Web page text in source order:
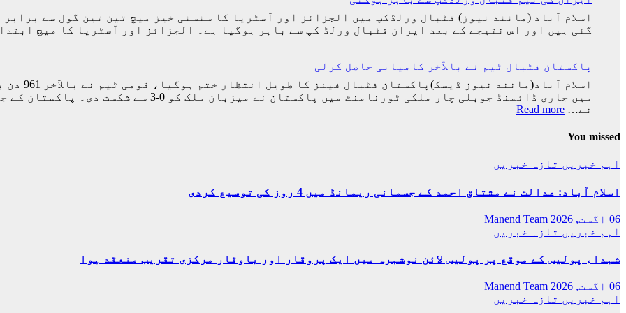
گئی ہیں اور اس نتیجے کے بعد ایران فٹبال ورلڈ کپ سے باہر ہوگیا ہے۔ الجزائز اور آسٹریا کا میچ ابتدائی 60 منٹ
پاکستان فٹبال ٹیم نے بالآخر کامیابی حاصل کرلی
اسلام
میں جاری ڈائمنڈ جوبلی چار ملکی ٹورنامنٹ میں
نے… Read more
:
بالآخر
حاصل
You missed
اہم خبریں تازہ خبریں
اسلام آباد: عدالت نے مشتاق احمد کے جسمانی ریمانڈ میں 4 روز کی توسیع کردی
06 اگست, 2026
Manend Team
اہم خبریں تازہ خبریں
شہداء پولیس کے موقع پر پولیس لائن نوشہرہ میں ایک پروقار اور باوقار مرکزی تقریب منعقد ہوا
06 اگست, 2026
Manend Team
اہم خبریں تازہ خبریں